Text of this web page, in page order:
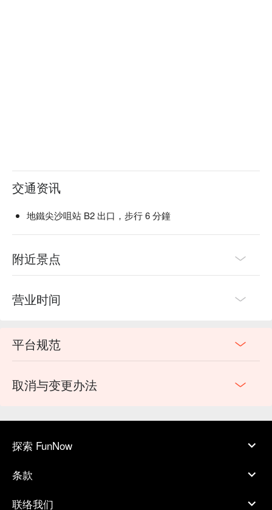
交通资讯
地鐵尖沙咀站 B2 出口，步行 6 分鐘
附近景点
营业时间
平台规范
取消与变更办法
探索 FunNow
条款
联络我们